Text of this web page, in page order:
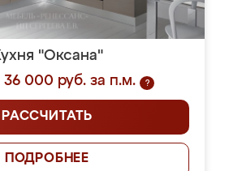
"Оксана"
36 000 руб. за п.м.
?
РАССЧИТАТЬ
ПОДРОБНЕЕ